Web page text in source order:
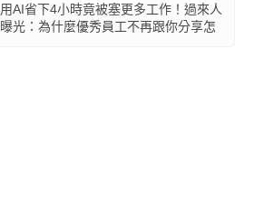
用AI省下4小時竟被塞更多工作！過來人
曝光：為什麼優秀員工不再跟你分享怎